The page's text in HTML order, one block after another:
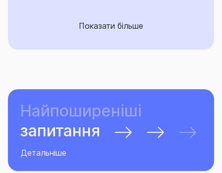
Показати більше
Найпоширеніші
запитання
Детальніше